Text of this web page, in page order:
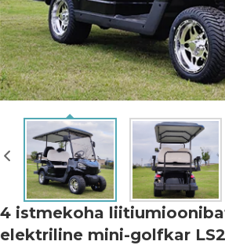
4 istmekoha
elektriline mini-golfkar